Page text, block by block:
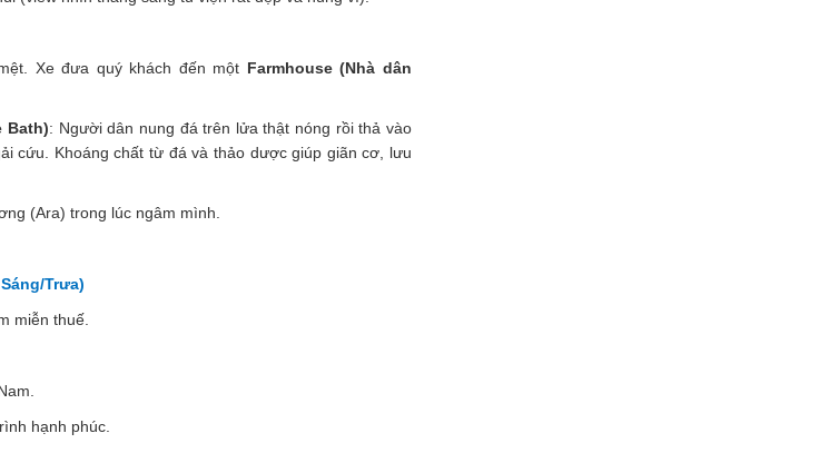
Xe đưa quý khách đến một Farmhouse (Nhà dân
Bath): Người dân nung đá trên lửa thật nóng rồi thả vào
cứu. Khoáng chất từ đá và thảo dược giúp giãn cơ, lưu
(Ara) trong lúc ngâm mình.
Trưa)
miễn thuế.
hạnh phúc.